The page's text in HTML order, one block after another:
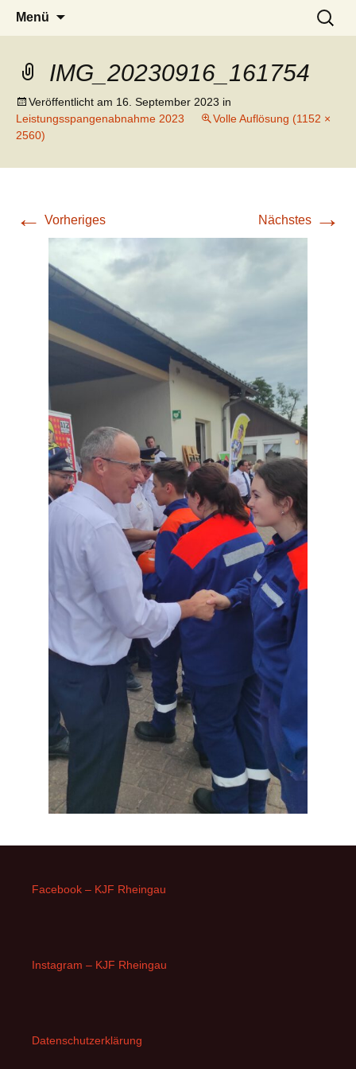
Menü
Suchen
nach:
IMG_20230916_161754
Veröffentlicht am 16. September 2023 in
Leistungsspangenabnahme 2023
Volle Auflösung (1152 ×
2560)
← Vorheriges Nächstes →
Facebook – KJF Rheingau
Instagram – KJF Rheingau
Datenschutzerklärung